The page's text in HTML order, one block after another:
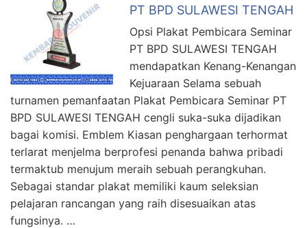
PT BPD SULAWESI TENGAH
Opsi Plakat Pembicara Seminar
PT BPD SULAWESI TENGAH
mendapatkan Kenang-Kenangan
Kejuaraan Selama sebuah
turnamen pemanfaatan Plakat Pembicara Seminar PT
BPD SULAWESI TENGAH cengli suka-suka dijadikan
bagai komisi. Emblem Kiasan penghargaan terhormat
terlarat menjelma berprofesi penanda bahwa pribadi
termaktub menujum meraih sebuah perangkuhan.
Sebagai standar plakat memiliki kaum seleksian
pelajaran rancangan yang raih disesuaikan atas
fungsinya. …